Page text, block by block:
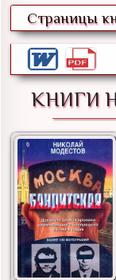
Страницы
КНИГИ